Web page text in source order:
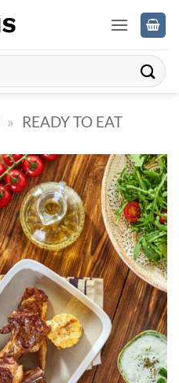
» READY TO EAT